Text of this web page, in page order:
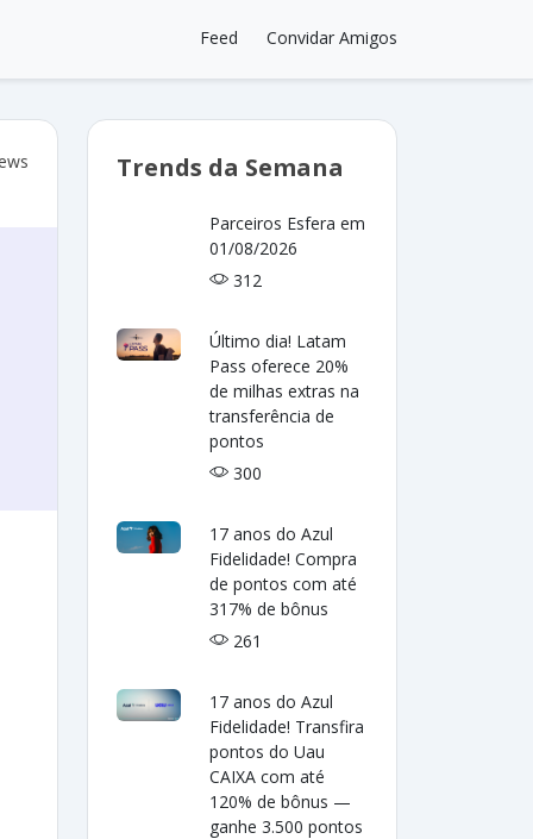
Feed Convidar Amigos
Trends da Semana
Parceiros Esfera em
01/08/2026
312
Último dia! Latam
Pass oferece 20%
de milhas extras na
transferência de
pontos
300
17 anos do Azul
Fidelidade! Compra
de pontos com até
317% de bônus
261
17 anos do Azul
Fidelidade! Transfira
pontos do Uau
CAIXA com até
120% de bônus —
ganhe 3.500 pontos